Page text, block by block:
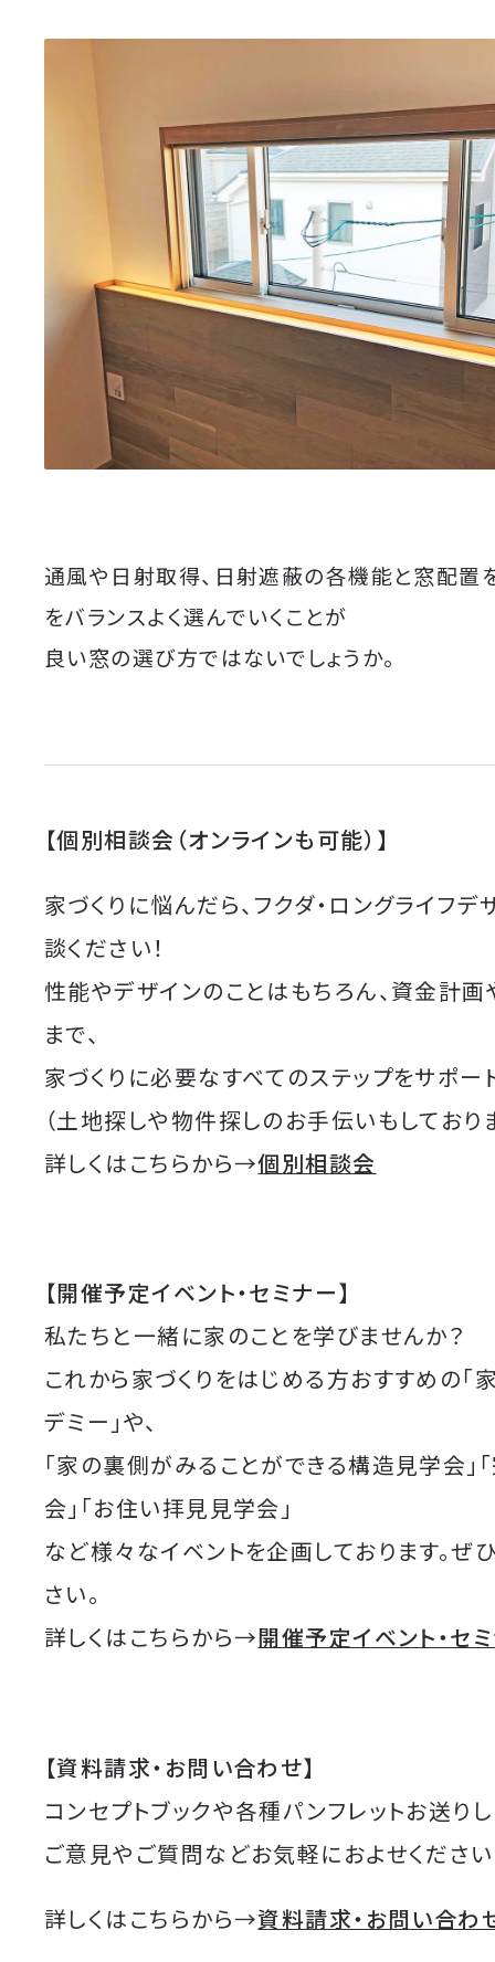
通風や日射取得、日射遮蔽の各機能と窓配置
をバランスよく選んでいくことが
良い窓の選び方ではないでしょうか。
【個別相談会（オンラインも可能）】
家づくりに悩んだら、フクダ・ロングライフ
談ください！
性能やデザインのことはもちろん、資金計
まで、
家づくりに必要なすべてのステップをサポー
（土地探しや物件探しのお手伝いもしており
詳しくはこちらから→個別相談会
【開催予定イベント・セミナー】
私たちと一緒に家のことを学びませんか？
これから家づくりをはじめる方おすすめの「
デミー」や、
「家の裏側がみることができる構造見学会」
会」「お住い拝見見学会」
など様々なイベントを企画しております。ぜ
さい。
詳しくはこちらから→開催予定イベント・セ
【資料請求・お問い合わせ】
コンセプトブックや各種パンフレットお送りし
ご意見やご質問などお気軽におよせください
詳しくはこちらから→資料請求・お問い合わ